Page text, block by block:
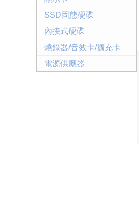
SSD固態硬碟
內接式硬碟
燒錄器/音效卡/擴充卡
電源供應器